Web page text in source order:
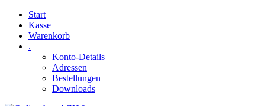
Skip
content
Facebook
YouTubeStart
Kasse
Warenkorb
.
Konto-Details
Adressen
Bestellungen
Downloads